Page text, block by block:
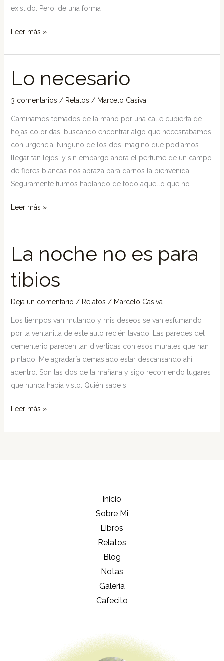
existido. Pero, de una forma
Leer más »
Lo necesario
3 comentarios / Relatos / Marcelo Casiva
Caminamos tomados de la mano por una calle cubierta de
hojas coloridas, buscando encontrar algo que necesitábamos
con urgencia. Ninguno de los dos imaginó que podíamos
llegar tan lejos, y sin embargo ahora el perfume de un campo
de flores blancas nos abraza para darnos la bienvenida.
Seguramente fuimos hablando de todo aquello que no
Lo
necesario
Leer más »
La noche no es para
tibios
Deja un comentario / Relatos / Marcelo Casiva
Los tiempos van mutando y mis deseos se van esfumando
por la ventanilla de este auto recién lavado. Las paredes del
cementerio parecen tan divertidas con esos murales que han
pintado. Me agradaría demasiado estar descansando ahí
adentro. Son las dos de la mañana y sigo recorriendo lugares
que nunca había visto. Quién sabe si
La
noche
no
es
para
Leer más »
Inicio
Sobre Mi
Libros
Relatos
Blog
Notas
Galería
Cafecito